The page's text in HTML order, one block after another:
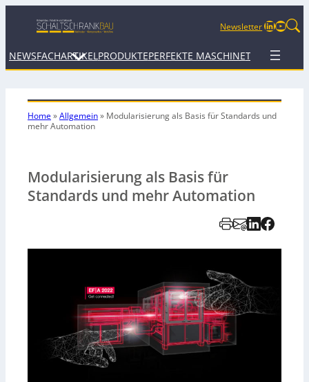
NewsletterLinkedIn
NEWSFACHARTIKEL PRODUKTEPERFEKTE MASCHINETERMINE
Home»Allgemein» Modularisierung als Basis fürStandards und
mehr Automation
Modularisierung als Basis für
Standards und mehr Automation